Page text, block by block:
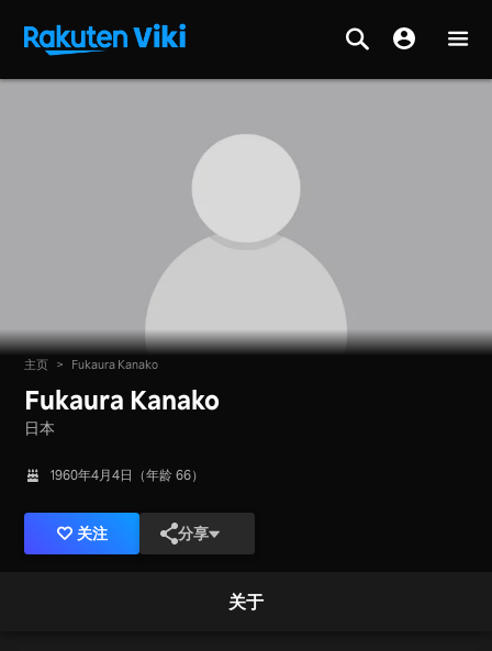
主页 > Fukaura Kanako
Fukaura Kanako
日本
1960年4月4日（年龄 66）
关注 分享
关于